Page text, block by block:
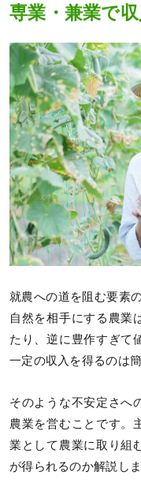
専業・兼業で
就農への道を阻む要素
自然を相手にする農業
たり、逆に豊作すぎて
一定の収入を得るのは
そのような不安定さへ
農業を営むことです。
業として農業に取り組
が得られるのか解説しま